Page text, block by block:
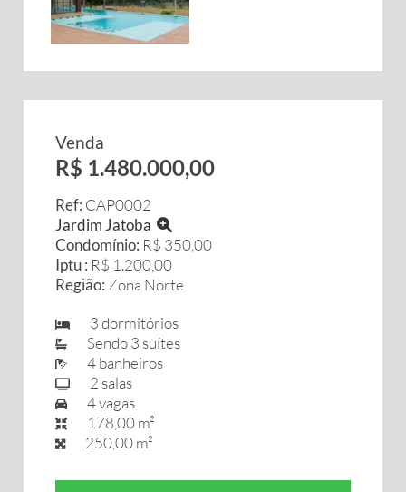
Venda
R$ 1.480.000,00
Ref: CAP0002
Jardim Jatoba
Condomínio: R$ 350,00
Iptu : R$ 1.200,00
Região: Zona Norte
3 dormitórios
Sendo 3 suítes
4 banheiros
2 salas
4 vagas
178,00 m²
250,00 m²